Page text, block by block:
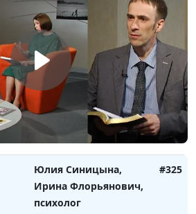
психолог
Юлия Синицына,
Ирина Флорьянович,
психолог
#327
Юлия Синицына,
Ирина Флорьянович,
психолог
#326
Юлия Синицына,
Ирина Флорьянович,
психолог
#325